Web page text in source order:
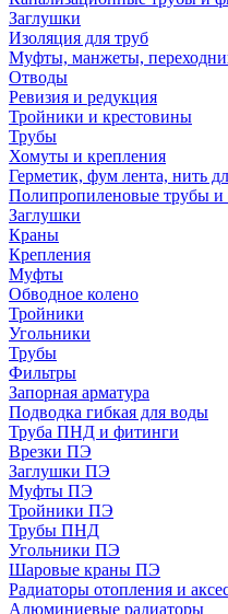
Заглушки
Изоляция для труб
Муфты, манжеты,
Отводы
Ревизия и редукция
Тройники и крестовины
Трубы
Хомуты и крепления
Герметик, фум лента, нить
Полипропиленовые трубы и
Заглушки
Краны
Крепления
Муфты
Обводное колено
Тройники
Угольники
Трубы
Фильтры
Запорная арматура
Подводка гибкая для воды
Труба ПНД и фитинги
Врезки ПЭ
Заглушки ПЭ
Муфты ПЭ
Тройники ПЭ
Трубы ПНД
Угольники ПЭ
Шаровые краны ПЭ
Радиаторы отопления и
Алюминиевые радиаторы